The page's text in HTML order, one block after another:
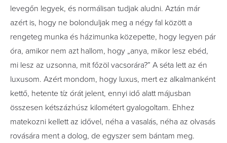
levegőn legyek, és normálisan tudjak aludni. Aztán már
azért is, hogy ne bolonduljak meg a négy fal között a
rengeteg munka és házimunka közepette, hogy legyen pár
óra, amikor nem azt hallom, hogy „anya, mikor lesz ebéd,
mi lesz az uzsonna, mit főzöl vacsorára?” A séta lett az én
luxusom. Azért mondom, hogy luxus, mert ez alkalmanként
kettő, hetente tíz órát jelent, ennyi idő alatt májusban
összesen kétszázhúsz kilométert gyalogoltam. Ehhez
matekozni kellett az idővel, néha a vasalás, néha az olvasás
rovására ment a dolog, de egyszer sem bántam meg.